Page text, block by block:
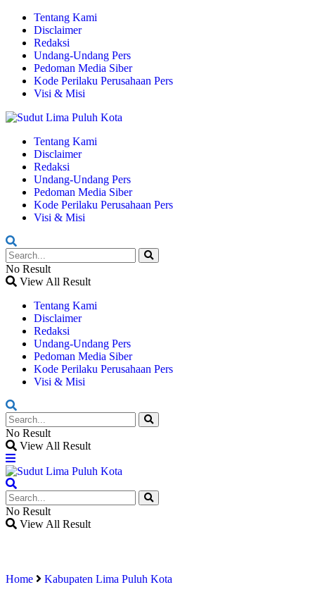
Tentang Kami
Disclaimer
Redaksi
Undang-Undang Pers
Pedoman Media Siber
Kode Perilaku Perusahaan Pers
Visi & Misi
Tentang Kami
Disclaimer
Redaksi
Undang-Undang Pers
Pedoman Media Siber
Kode Perilaku Perusahaan Pers
Visi & Misi
No Result
View All Result
Tentang Kami
Disclaimer
Redaksi
Undang-Undang Pers
Pedoman Media Siber
Kode Perilaku Perusahaan Pers
Visi & Misi
No Result
View All Result
No Result
View All Result
Home Kabupaten Lima Puluh Kota